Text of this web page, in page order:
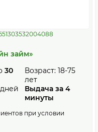
займ»
30
дней
Возраст: 18-75
лет
Выдача за 4
минуты
при условии